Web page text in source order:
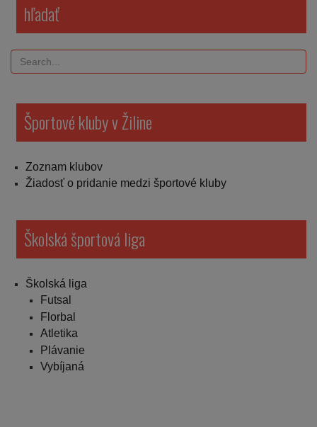
hľadať
Športové kluby v Žiline
Zoznam klubov
Žiadosť o pridanie medzi športové kluby
Školská športová liga
Školská liga
Futsal
Florbal
Atletika
Plávanie
Vybíjaná